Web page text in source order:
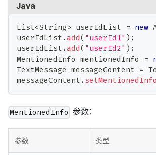
Java
List<String> userIdList = new
userIdList .add( "userId1" ) ;
userIdList .add( "userId2" ) ;
MentionedInfo mentionedInfo =
TextMessage messageContent =
messageContent . setMentionedInfo
MentionedInfo 参数：
参数 类型